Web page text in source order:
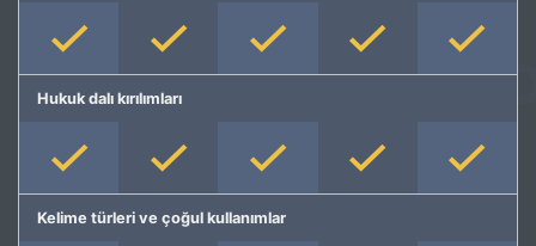
Hukuk dalı kırılımları
Kelime türleri ve çoğul kullanımlar